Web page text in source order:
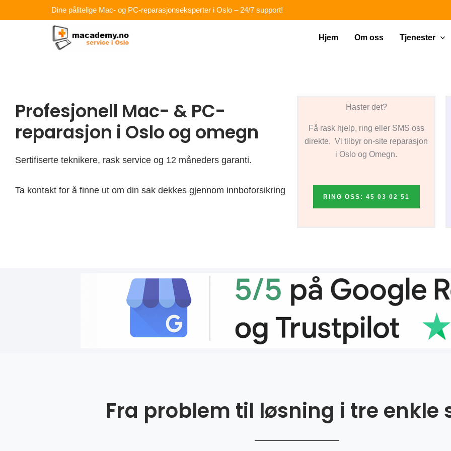
rett
Dine pålitelige Mac- og PC-reparasjonseksperter i Oslo – 24/7 support!
Hjem Om oss Tjenester
Profesjonell Mac- & PC-
reparasjon i Oslo og omegn
Sertifiserte teknikere, rask service og 12 måneders garanti.
Ta kontakt for å finne ut om din sak dekkes gjennom innboforsikring
Haster det?
Få rask hjelp, ring eller SMS oss
direkte. Vi tilbyr on-site reparasjon
i Oslo og Omegn.
RING OSS: 45 03 02 51
Fra problem til løsning i tre enkle